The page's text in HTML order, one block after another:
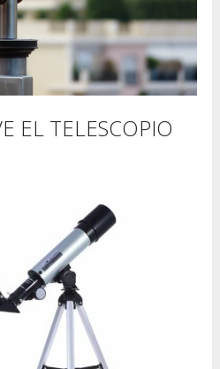
EL TELESCOPIO